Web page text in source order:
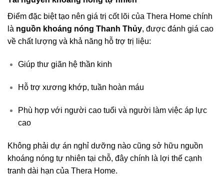
Điểm đặc biệt tạo nên giá trị cốt lõi của Thera Home chính
là nguồn khoáng nóng Thanh Thủy, được đánh giá cao
về chất lượng và khả năng hỗ trợ trị liệu:
Giúp thư giãn hệ thần kinh
Hỗ trợ xương khớp, tuần hoàn máu
Phù hợp với người cao tuổi và người làm việc áp lực
cao
Không phải dự án nghỉ dưỡng nào cũng sở hữu nguồn
khoáng nóng tự nhiên tại chỗ, đây chính là lợi thế cạnh
tranh dài hạn của Thera Home.